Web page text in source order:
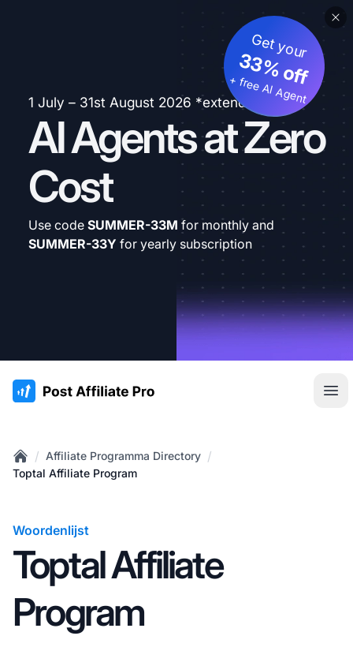
1 July – 31st August 2026 *extended
AI Agents at Zero
Cost
Get your
33% off
+ free AI Agent
Use code SUMMER-33M for monthly and
SUMMER-33Y for yearly subscription
:site.title
Home
/ Affiliate Programma Directory /
Toptal Affiliate Program
Woordenlijst
Toptal Affiliate
Program